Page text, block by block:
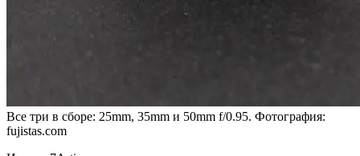
Все три в сборе: 25mm, 35mm и 50mm f/0.95. Фотография:
fujistas.com